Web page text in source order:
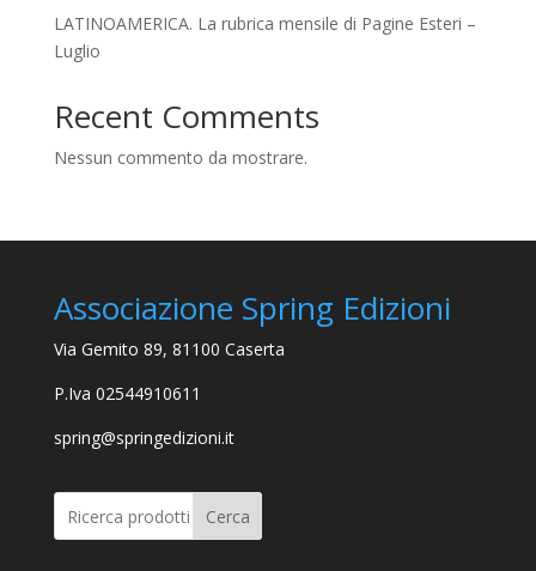
LATINOAMERICA. La rubrica mensile di Pagine Esteri –
Luglio
Recent Comments
Nessun commento da mostrare.
Associazione Spring Edizioni
Via Gemito 89, 81100 Caserta
P.Iva 02544910611
spring@springedizioni.it
Cerca